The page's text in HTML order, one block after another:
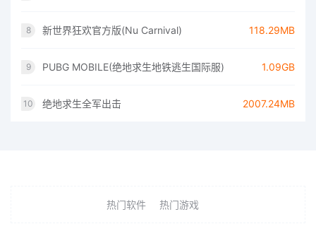
8 新世界狂欢官方版(Nu Carnival) 118.29MB
9 PUBG MOBILE(绝地求生地铁逃生国际服) 1.09GB
10 绝地求生全军出击 2007.24MB
热门软件 热门游戏